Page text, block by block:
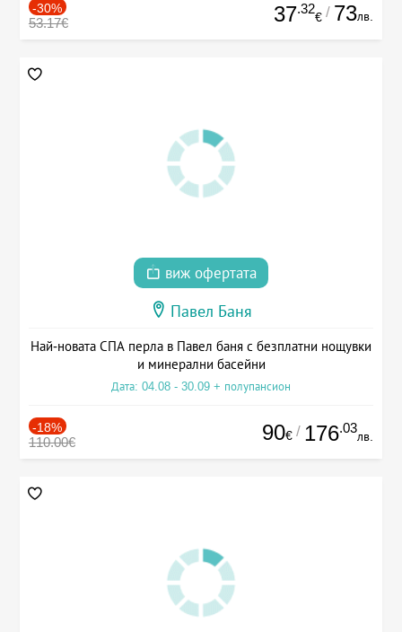
-30%
53.17€ 37.32
€ / 73лв.
виж офертата
Павел Баня
Най-новата СПА перла в Павел баня с безплатни нощувки
и минерални басейни
Дата: 04.08 - 30.09 + полупансион
-18%
110.00€ 90€ / 176.03
лв.